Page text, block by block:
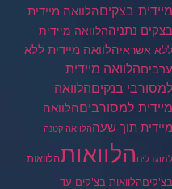
מיידית בצקיםהלוואה מיידית
בצקים נתניההלוואה מיידית
ללא אשראיהלוואה מיידית ללא
ערביםהלוואה מיידית
למסורבי בנקיםהלוואה
מיידית למסורביםהלוואה
מיידית תוך שעההלוואה קטנה
למוגבלים הלוואותהלוואות
בצ'קיםהלוואות בצ'קים עד